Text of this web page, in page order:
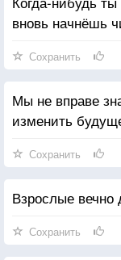
вновь начнёшь
Сохранить
Мы не вправе
изменить
Сохранить
Взрослые вечно
Сохранить